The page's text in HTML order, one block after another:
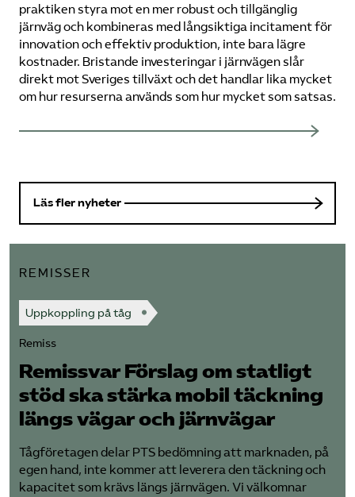
praktiken styra mot en mer robust och tillgänglig
järnväg och kombineras med långsiktiga incitament för
innovation och effektiv produktion, inte bara lägre
kostnader. Bristande investeringar i järnvägen slår
direkt mot Sveriges tillväxt och det handlar lika mycket
om hur resurserna används som hur mycket som satsas.
Läs fler nyheter
REMISSER
Uppkoppling på tåg
Remiss
Remissvar Förslag om statligt
stöd ska stärka mobil täckning
längs vägar och järnvägar
Tågföretagen delar PTS bedömning att marknaden, på
egen hand, inte kommer att leverera den täckning och
kapacitet som krävs längs järnvägen. Vi välkomnar